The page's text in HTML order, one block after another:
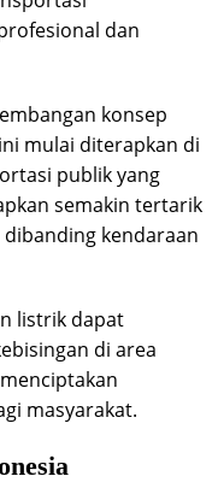
dan
konsep
mulai diterapkan di
publik yang
semakin tertarik
kendaraan
listrik dapat
di area
masyarakat.